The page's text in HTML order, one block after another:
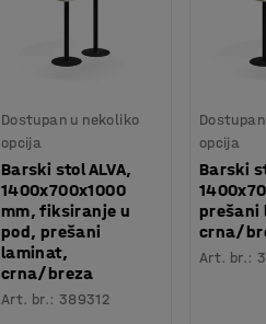
Dostupan u nekoliko
opcija
Barski stol ALVA,
1400x700x1000
mm, fiksiranje u
pod, prešani
laminat,
crna/breza
Art. br.: 389312
opcija
Barski
prešani
crna/
Art. br.: